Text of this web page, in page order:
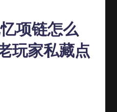
项链怎么
玩家私藏点